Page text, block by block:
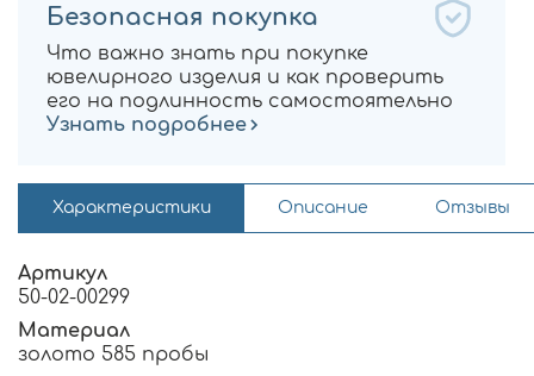
Безопасная покупка
Что важно знать при покупке
ювелирного изделия и как проверить
его на подлинность самостоятельно
Узнать подробнее
Характеристики Описание Отзывы
Артикул
50-02-00299
Материал
золото 585 пробы